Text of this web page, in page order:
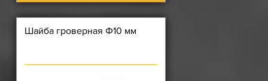
Шайба гроверная Ф10 мм